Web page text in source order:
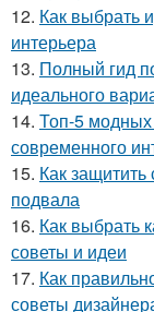
12. Как выбрать
интерьера
13. Полный гид
идеального
14. Топ-5 модных
современного
15. Как
подвала
16. Как выбрать
советы и идеи
17. Как
советы